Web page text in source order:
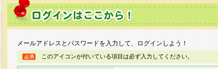
メールアドレスとパスワードを入力して、ログインしよう！
このアイコンが付いている項目は必ず入力してください。